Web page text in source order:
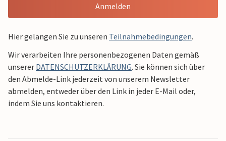
Anmelden
Hier gelangen Sie zu unseren Teilnahmebedingungen.
Wir verarbeiten Ihre personenbezogenen Daten gemäß
unserer DATENSCHUTZERKLÄRUNG. Sie können sich über
den Abmelde-Link jederzeit von unserem Newsletter
abmelden, entweder über den Link in jeder E-Mail oder,
indem Sie uns kontaktieren.